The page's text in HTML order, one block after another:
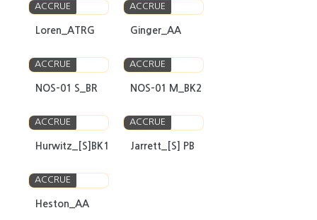
ACCRUE
Loren_ATRG
ACCRUE
Ginger_AA
ACCRUE
NOS-01 S_BR
ACCRUE
NOS-01 M_BK2
ACCRUE
Hurwitz_[S]BK1
ACCRUE
Jarrett_[S] PB
ACCRUE
Heston_AA